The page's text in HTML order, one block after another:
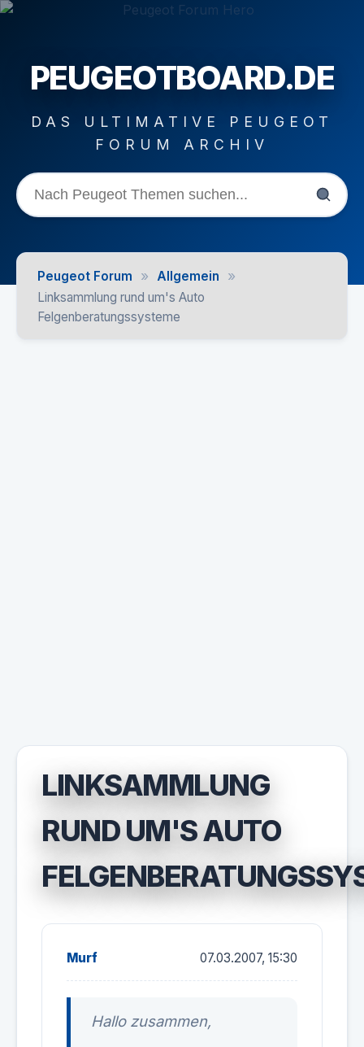
PEUGEOTBOARD.DE
DAS ULTIMATIVE PEUGEOT
FORUM ARCHIV
Peugeot Forum » Allgemein »
Linksammlung rund um's Auto
Felgenberatungssysteme
LINKSAMMLUNG
RUND UM'S AUTO
Murf 07.03.2007, 15:30
Hallo zusammen,